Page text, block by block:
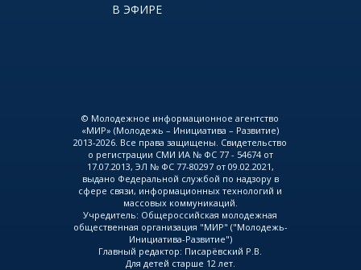
В ЭФИРЕ
© Молодежное информационное агентство
«МИР» (Молодежь – Инициатива – Развитие)
2013-2026. Все права защищены. Свидетельство
о регистрации СМИ ИА № ФС 77 - 54674 от
17.07.2013, ЭЛ № ФС 77-80297 от 09.02.2021,
выдано Федеральной службой по надзору в
сфере связи, информационных технологий и
массовых коммуникаций.
Учредитель: Общероссийская молодежная
общественная организация "МИР" ("Молодежь-
Инициатива-Развитие")
Главный редактор: Писарёвский Р.В.
Для детей старше 12 лет.